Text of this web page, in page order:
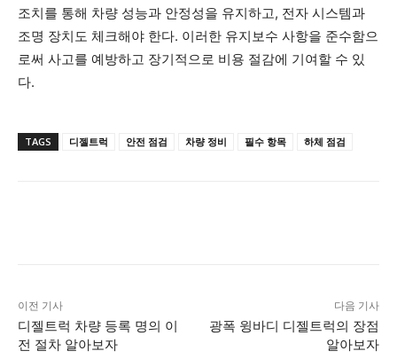
조치를 통해 차량 성능과 안정성을 유지하고, 전자 시스템과
조명 장치도 체크해야 한다. 이러한 유지보수 사항을 준수함으
로써 사고를 예방하고 장기적으로 비용 절감에 기여할 수 있
다.
TAGS 디젤트럭 안전 점검 차량 정비 필수 항목 하체 점검
이전 기사
디젤트럭 차량 등록 명의 이
전 절차 알아보자
다음 기사
광폭 윙바디 디젤트럭의 장점
알아보자